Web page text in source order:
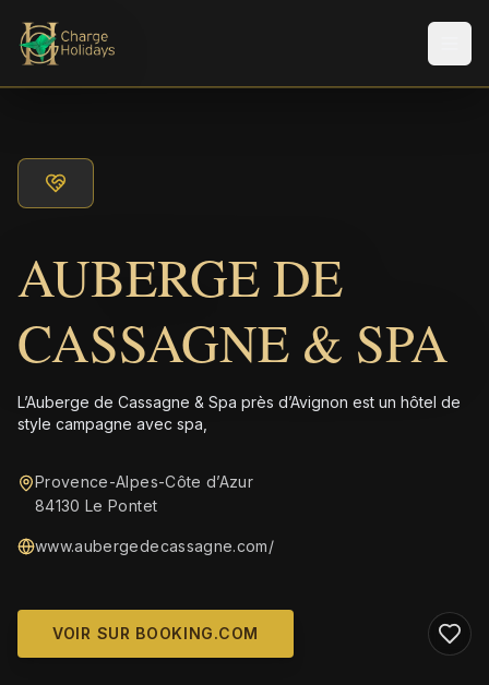
AUBERGE DE
CASSAGNE & SPA
L’Auberge de Cassagne & Spa près d’Avignon est un hôtel de
style campagne avec spa,
Provence-Alpes-Côte d’Azur
84130 Le Pontet
www.aubergedecassagne.com/
VOIR SUR BOOKING.COM